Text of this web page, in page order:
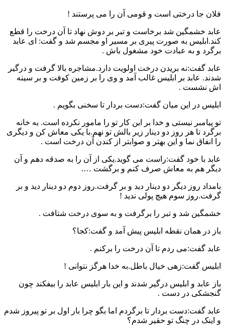
فلان جا درختی است و قومی آن را می پرستند !
عابد خشمگین شد برخاست و تبر بر دوش نهاد تا آن درخت را قطع
کند.ابلیس به صورت پیری بر مسیر او مجسم شد و گفت: ای عابد
برگرد و به عبادت خود مشغول باش .
عابد گفت:نه بریدن درخت اولویت دارد.مشاجره بالا گرفت و درگیر
شدند. عابد بر ابلیس غالب آمد و وی را بر زمین کوفت و بر سینه
اش نشست .
ابلیس در این میان گفت:دست بردار تا سخنی بگویم .
تو پیامبر نیستی و خدا بر این کار تو را مامور نکرده است. به خانه
برگرد تا هر روز دو دینار زیر بالش تو نهم.با یکی معاش کن و دیگری
را انفاق نما و این بهتر و صوابتر از کندن آن درخت است .
عابد با خود گفت:راست می گوید.یکی از آن را به صدقه دهم و آن
دیگر هم به معاش صرف کنم و برگشت ….
بامداد روز دیگر دو دینار دید و بر گرفت.روز دوم دو دینار دید و بر
گرفت.روز سوم هیچ پولی ندید !
خشمگین شد و تبر را برگرفت و به سوی درخت شتافت .
باز در همان نقطه ابلیس پیش آمد و گفت:کجا؟
عابد گفت:می ردم تا آن درخت را برکنم .
ابلیس گفت:زهی خیال باطل.به خدا هرگز نتوانی !
باز عابد و ابلیس درگیر شدند و این بار ابلیس عابد را بیفکند چون
گنجشکی در دست .
عابد گفت:دست بردار تا برگردم اما بگو چرا بار اول بر تو پیروز شدم
و اینک در چنگ تو حقیر شدم؟